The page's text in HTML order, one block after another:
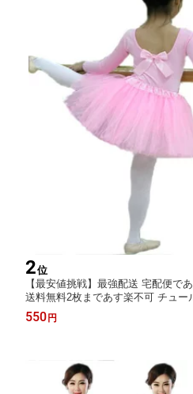
2位
【最安値挑戦】最強配送 宅配便で
送料無料2枚まであす楽不可 チュ
ート 子供 チュチュスカート コスプ
年会 TUTU パニエ コスチューム ダ
550 円